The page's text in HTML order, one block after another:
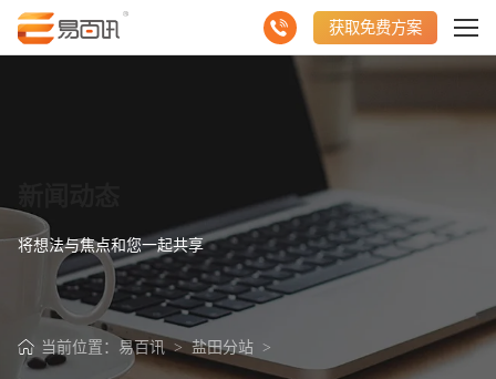
获取免费方案
将想法与焦点和您一起共享
当前位置： 易百讯>盐田分站>